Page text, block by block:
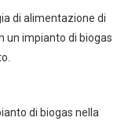
di alimentazione di
un impianto di biogas
di biogas nella